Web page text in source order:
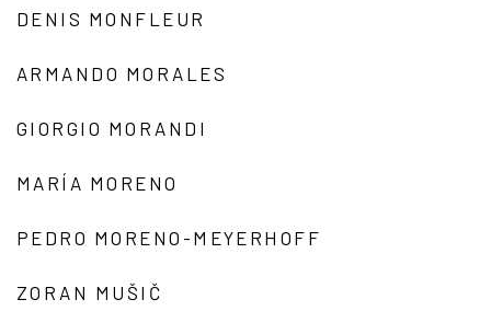
DENIS MONFLEUR
ARMANDO MORALES
GIORGIO MORANDI
MARÍA MORENO
PEDRO MORENO-MEYERHOFF
ZORAN MUŠIČ